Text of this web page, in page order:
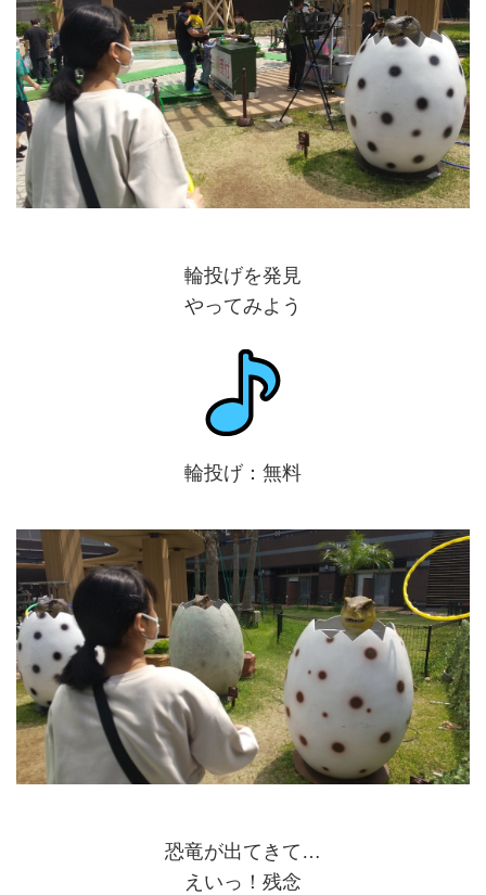
輪投げを発見
やってみよう
輪投げ：無料
恐竜が出てきて…
えいっ！残念